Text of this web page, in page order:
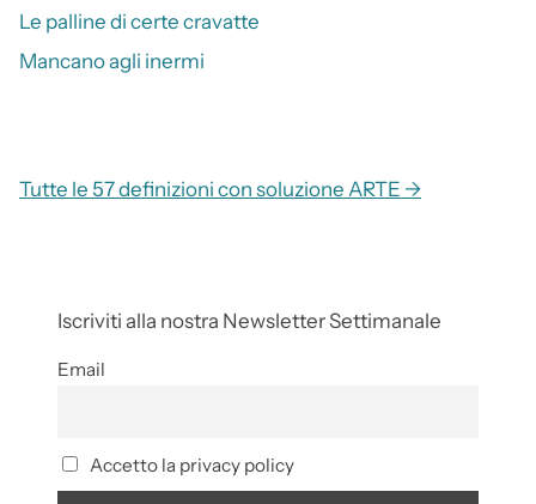
Le palline di certe cravatte
Mancano agli inermi
Tutte le 57 definizioni con soluzione ARTE →
Iscriviti alla nostra Newsletter Settimanale
Email
Accetto la privacy policy